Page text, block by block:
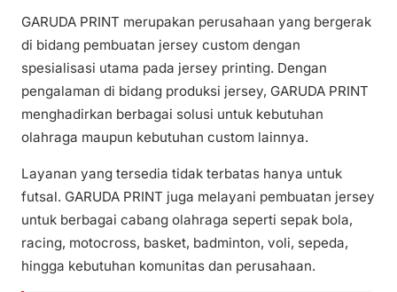
GARUDA PRINT merupakan perusahaan yang bergerak
di bidang pembuatan jersey custom dengan
spesialisasi utama pada jersey printing. Dengan
pengalaman di bidang produksi jersey, GARUDA PRINT
menghadirkan berbagai solusi untuk kebutuhan
olahraga maupun kebutuhan custom lainnya.
Layanan yang tersedia tidak terbatas hanya untuk
futsal. GARUDA PRINT juga melayani pembuatan jersey
untuk berbagai cabang olahraga seperti sepak bola,
racing, motocross, basket, badminton, voli, sepeda,
hingga kebutuhan komunitas dan perusahaan.